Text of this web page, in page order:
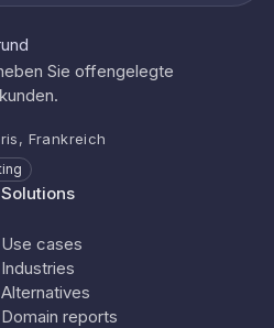
Sie offengelegte
Frankreich
Solutions
Use cases
Industries
Alternatives
Domain reports